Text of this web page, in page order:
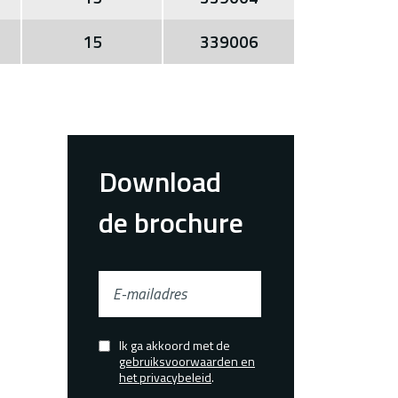
15 339006
Download
de brochure
mailadres
Confirmed
Ik ga akkoord met de
gebruiksvoorwaarden en
het privacybeleid.